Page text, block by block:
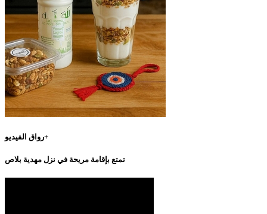
رواق الفيديو+
تمتع بإقامة مريحة في نزل مهدية بلاص